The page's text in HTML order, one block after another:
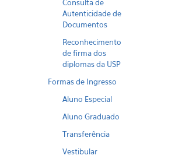
Consulta de
Autenticidade de
Documentos
Reconhecimento
de firma dos
diplomas da USP
Formas de Ingresso
Aluno Especial
Aluno Graduado
Transferência
Vestibular